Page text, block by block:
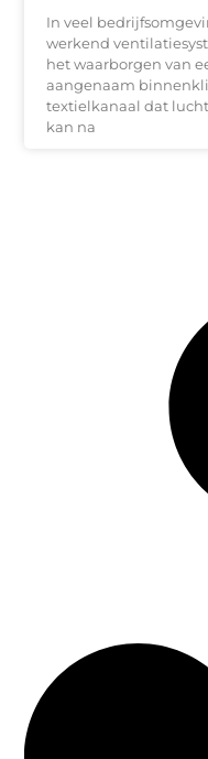
In veel
werkend
het waarborgen van
aangenaam
textielkanaal dat
kan na